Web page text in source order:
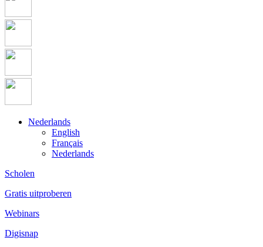
Nederlands
English
Français
Nederlands
Scholen
Gratis uitproberen
Webinars
Digisnap